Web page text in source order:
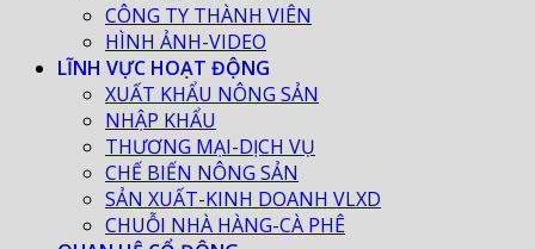
CÔNG TY THÀNH VIÊN
HÌNH ẢNH-VIDEO
LĨNH VỰC HOẠT ĐỘNG
XUẤT KHẨU NÔNG SẢN
NHẬP KHẨU
THƯƠNG MẠI-DỊCH VỤ
CHẾ BIẾN NÔNG SẢN
SẢN XUẤT-KINH DOANH VLXD
CHUỖI NHÀ HÀNG-CÀ PHÊ